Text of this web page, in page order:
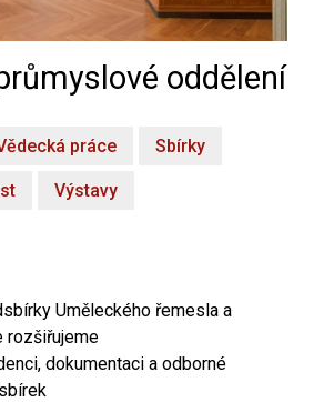
oddělení
práce Sbírky
Výstavy
Uměleckého řemesla a
rozšiřujeme
dokumentaci a odborné